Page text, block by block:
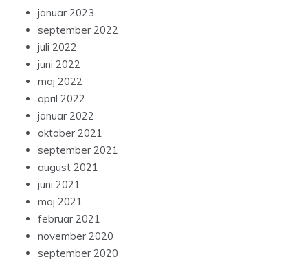
januar 2023
september 2022
juli 2022
juni 2022
maj 2022
april 2022
januar 2022
oktober 2021
september 2021
august 2021
juni 2021
maj 2021
februar 2021
november 2020
september 2020